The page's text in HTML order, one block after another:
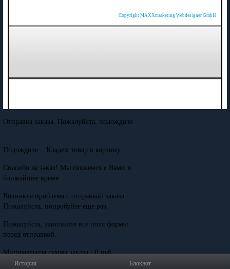
Copyright MAXXmarketing Webdesigner GmbH
История Блокнот
Отправка заказа. Пожалуйста, подождите
Подождите... Кладем товар в корзину
Спасибо за заказ! Мы свяжемся с Вами в
ближайшее время
Возникла проблема с отправкой заказа.
Пожалуйста, попробуйте еще раз.
Пожалуйста, заполните все поля формы
перед отправкой.
Минимальная сумма заказа - 0 руб.